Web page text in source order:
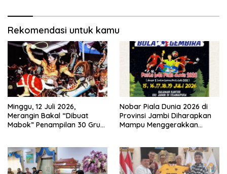
Rekomendasi untuk kamu
Minggu, 12 Juli 2026,
Merangin Bakal “Dibuat
Mabok” Penampilan 30 Grup
Nobar Piala Dunia 2026 di
Provinsi Jambi Diharapkan
Mampu Menggerakkan